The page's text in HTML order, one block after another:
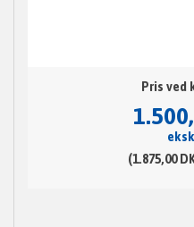
Pris ved
(1.875,00